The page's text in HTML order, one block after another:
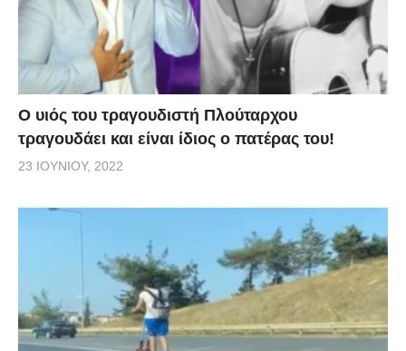
O υιός του τραγουδιστή Πλούταρχου
τραγουδάει και είναι ίδιος ο πατέρας του!
23 ΙΟΥΝΊΟΥ, 2022